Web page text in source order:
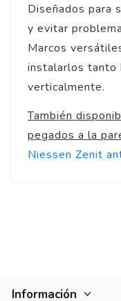
Diseñados para
y evitar
Marcos
instalarlos tanto
verticalmente.
También
pegados a la
Niessen Zenit
Información